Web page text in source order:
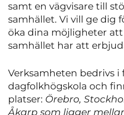
samt en vägvisare till
samhället. Vi vill ge dig
öka dina möjligheter att
samhället har att
Verksamheten bedrivs i
dagfolkhögskola och
platser: Örebro,
Åkarp som ligger